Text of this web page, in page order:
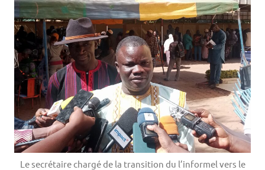
Le secrétaire chargé de la transition du l’informel vers le